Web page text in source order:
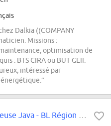
Dalkia ((COMPANY
Missions :
optimisation de
: BTS CIRA ou BUT GEII.
intéressé par